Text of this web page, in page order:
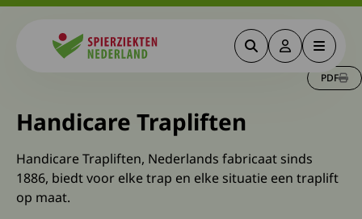
ZoekenDeze link
Menu
PDF
Handicare Trapliften
Handicare Trapliften, Nederlands fabricaat sinds
1886, biedt voor elke trap en elke situatie een traplift
op maat.